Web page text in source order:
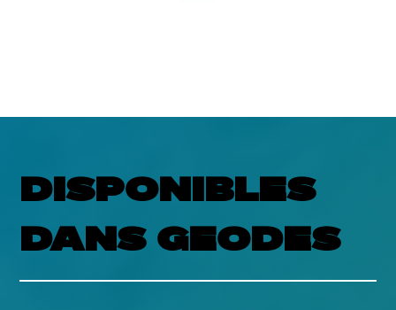
DISPONIBLES
DANS GEODES